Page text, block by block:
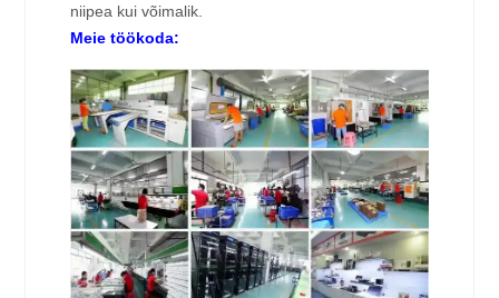
niipea kui võimalik.
Meie töökoda: